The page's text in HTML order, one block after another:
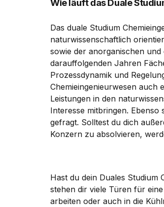
Wie läuft das Duale
Das duale Studium
naturwissenschaftlich
sowie der anorganischen
darauffolgenden Jahren
Prozessdynamik und
Chemieingenieurwesen auch
Leistungen in den
Interesse mitbringen. Ebenso
gefragt. Solltest du dich
Konzern zu absolvieren,
Hast du dein Duales Studium
stehen dir viele Türen für
arbeiten oder auch in die